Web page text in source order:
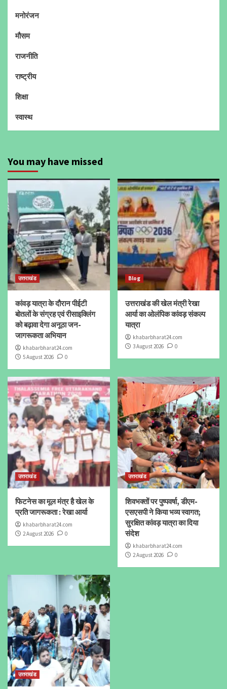
मनोरंजन
मौसम
राजनीति
राष्ट्रीय
शिक्षा
स्वास्थ
You may have missed
उत्तराखंड
कांवड़ यात्रा के दौरान पीईटी
बोतलों के संग्रह एवं रीसाइक्लिंग
को बढ़ावा देगा अनूठा जन-
जागरूकता अभियान
khabarbharat24.com
5 August 2026
0
Blog
उत्तराखंड की खेल मंत्री रेखा
आर्या का ओलंपिक कांवड़ संकल्प
यात्रा
khabarbharat24.com
3 August 2026
0
उत्तराखंड
फिटनेस का मूल मंत्र है खेल के
प्रति जागरूकता : रेखा आर्या
khabarbharat24.com
2 August 2026
0
उत्तराखंड
शिवभक्तों पर पुष्पवर्षा, डीएम-
एसएसपी ने किया भव्य स्वागत;
सुरक्षित कांवड़ यात्रा का दिया
संदेश
khabarbharat24.com
2 August 2026
0
उत्तराखंड